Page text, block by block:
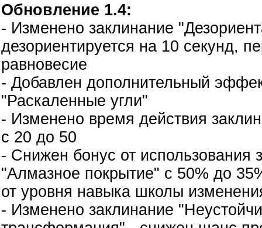
Обновление 1.4:
- Изменено заклинание
дезориентируется на 10 секунд,
равновесие
- Добавлен дополнительный
"Раскаленные угли"
- Изменено время действия
с 20 до 50
- Снижен бонус от использования
"Алмазное покрытие" с 50% до
от уровня навыка школы
- Изменено заклинание